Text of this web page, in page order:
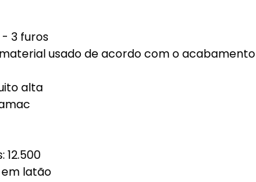
3 furos
usado de acordo com o acabamento
alta
12.500
latão